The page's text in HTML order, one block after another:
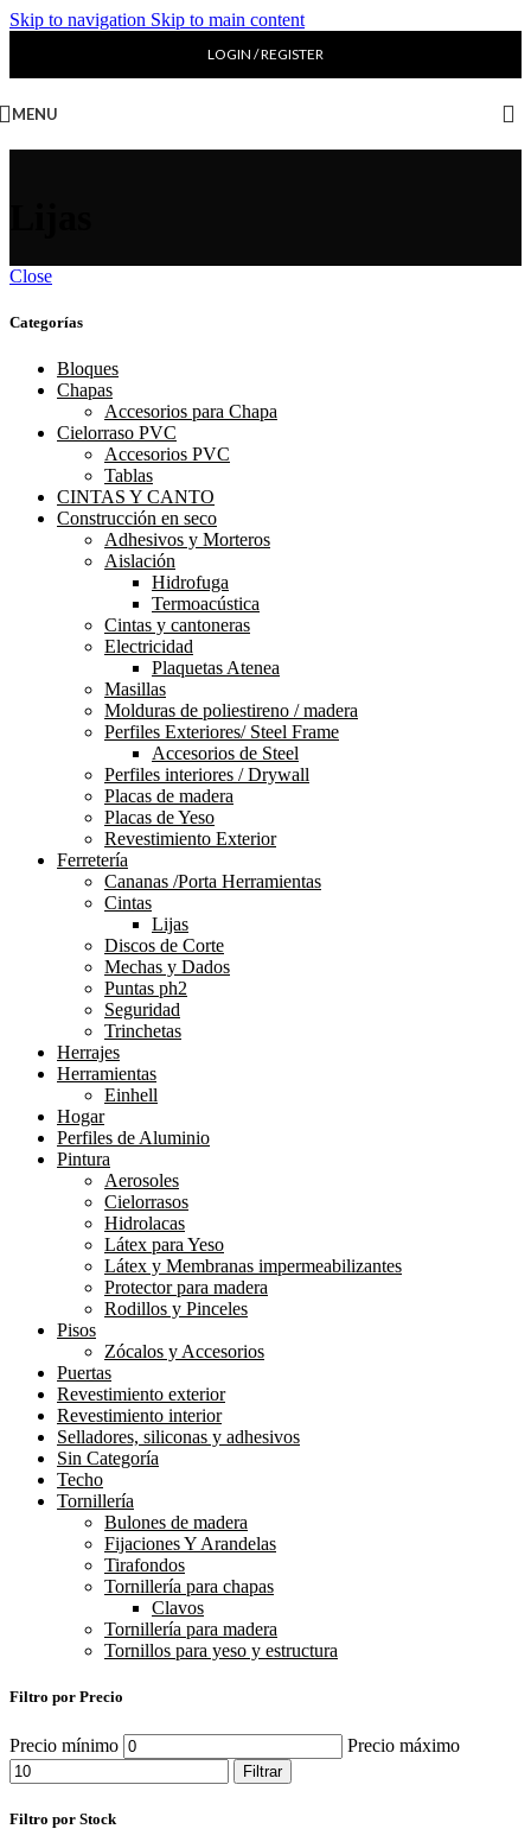
Skip to navigation Skip to main content
LOGIN / REGISTER
MENU
Close
Categorías
Bloques
Chapas
Accesorios para Chapa
Cielorraso PVC
Accesorios PVC
Tablas
CINTAS Y CANTO
Construcción en seco
Adhesivos y Morteros
Aislación
Hidrofuga
Termoacústica
Cintas y cantoneras
Electricidad
Plaquetas Atenea
Masillas
Molduras de poliestireno / madera
Perfiles Exteriores/ Steel Frame
Accesorios de Steel
Perfiles interiores / Drywall
Placas de madera
Placas de Yeso
Revestimiento Exterior
Ferretería
Cananas /Porta Herramientas
Cintas
Lijas
Discos de Corte
Mechas y Dados
Puntas ph2
Seguridad
Trinchetas
Herrajes
Herramientas
Einhell
Hogar
Perfiles de Aluminio
Pintura
Aerosoles
Cielorrasos
Hidrolacas
Látex para Yeso
Látex y Membranas impermeabilizantes
Protector para madera
Rodillos y Pinceles
Pisos
Zócalos y Accesorios
Puertas
Revestimiento exterior
Revestimiento interior
Selladores, siliconas y adhesivos
Sin Categoría
Techo
Tornillería
Bulones de madera
Fijaciones Y Arandelas
Tirafondos
Tornillería para chapas
Clavos
Tornillería para madera
Tornillos para yeso y estructura
Filtro por Precio
Precio mínimo Precio máximo
Filtrar
Filtro por Stock